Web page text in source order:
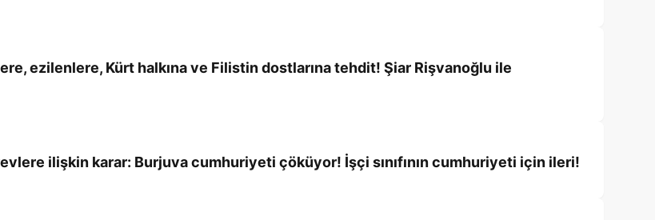
ezilenlere, Kürt halkına ve Filistin dostlarına tehdit! Şiar Rişvanoğlu ile
ilişkin karar: Burjuva cumhuriyeti çöküyor! İşçi sınıfının cumhuriyeti için ileri!